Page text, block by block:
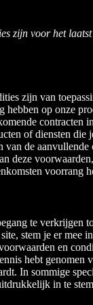
zijn voor het
zijn van
hebben op onze
contracten
of diensten die
de aanvullende
deze
voorrang
te verkrijgen
stem je er mee
en
hebt genomen
In sommige
in te